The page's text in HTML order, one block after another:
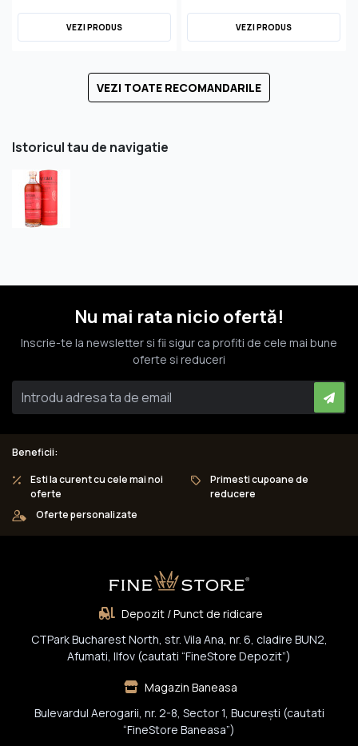
VEZI PRODUS VEZI PRODUS
VEZI TOATE RECOMANDARILE
Istoricul tau de navigatie
Nu mai rata nicio ofertă!
Inscrie-te la newsletter si fii sigur ca profiti de cele mai bune
oferte si reduceri
Beneficii:
Esti la curent cu cele mai noi
oferte
Primesti cupoane de
reducere
Oferte personalizate
Depozit / Punct de ridicare
CTPark Bucharest North, str. Vila Ana, nr. 6, cladire BUN2,
Afumati, Ilfov (cautati “FineStore Depozit”)
Magazin Baneasa
Bulevardul Aerogarii, nr. 2-8, Sector 1, Bucureşti (cautati
“FineStore Baneasa”)